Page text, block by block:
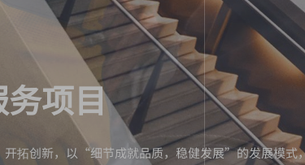
项目
开拓创新，以“细节成就品质，稳健发展”的发展模式